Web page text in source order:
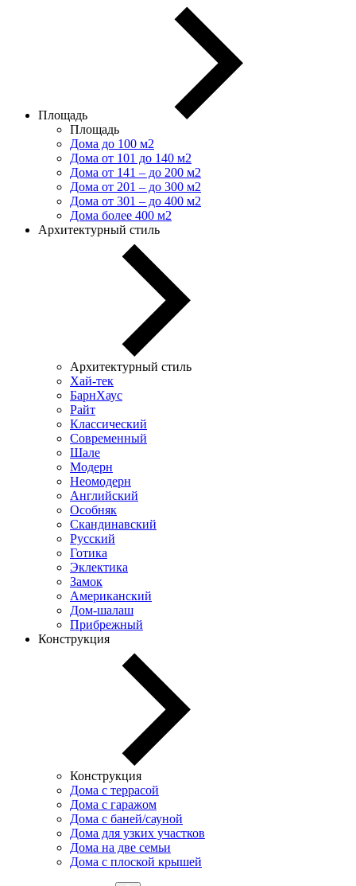
Площадь
Площадь
Дома до 100 м2
Дома от 101 до 140 м2
Дома от 141 – до 200 м2
Дома от 201 – до 300 м2
Дома от 301 – до 400 м2
Дома более 400 м2
Архитектурный стиль
Архитектурный стиль
Хай-тек
БарнХаус
Райт
Классический
Современный
Шале
Модерн
Неомодерн
Английский
Особняк
Скандинавский
Русский
Готика
Эклектика
Замок
Американский
Дом-шалаш
Прибрежный
Конструкция
Конструкция
Дома с террасой
Дома с гаражом
Дома с баней/сауной
Дома для узких участков
Дома на две семьи
Дома с плоской крышей